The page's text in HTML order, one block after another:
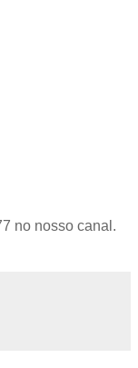
no nosso canal.